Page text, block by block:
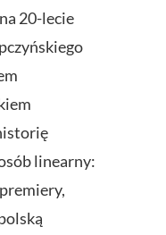
20-lecie
linearny: